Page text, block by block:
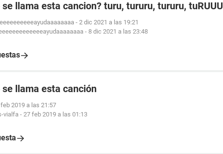
se llama esta cancion? turu, tururu, tururu, tuRUUU
- 2 dic 2021 a las 19:21
- 8 dic 2021 a las 23:48
se llama esta canción
2019 a las 21:57
vialfa- 27 feb 2019 a las 01:13